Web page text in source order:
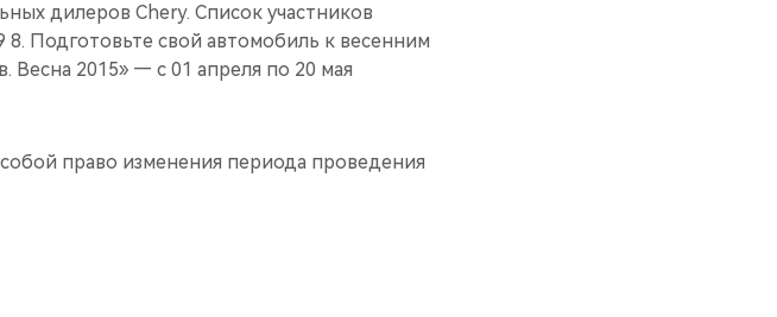
дилеров Chery. Список участников
8. Подготовьте свой автомобиль к весенним
Весна 2015» — с 01 апреля по 20 мая
право изменения периода проведения